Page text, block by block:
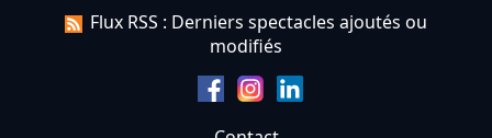
Flux RSS : Derniers spectacles ajoutés ou
modifiés